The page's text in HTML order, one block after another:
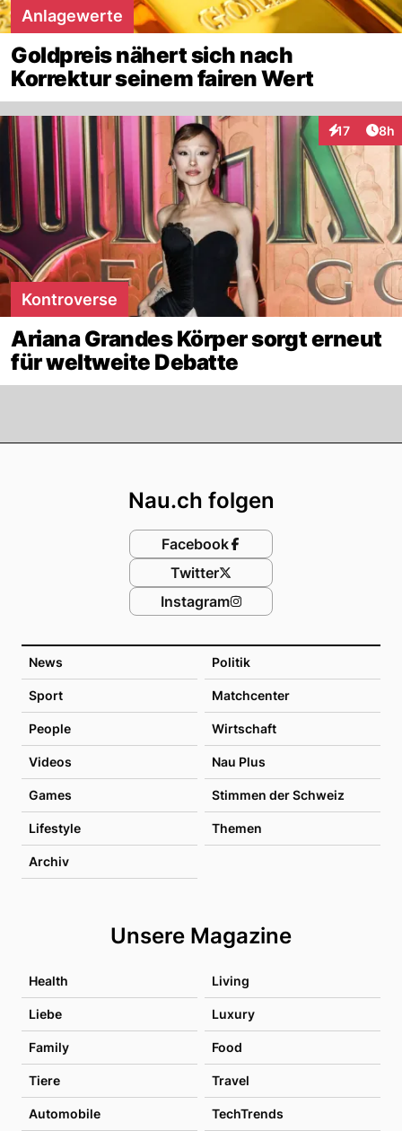
Anlagewerte
Goldpreis nähert sich nach
Korrektur seinem fairen Wert
17 8h
Kontroverse
Ariana Grandes Körper sorgt erneut
für weltweite Debatte
News Politik
Sport Matchcenter
People Wirtschaft
Videos Nau Plus
Games Stimmen der Schweiz
Lifestyle Themen
Archiv
Unsere Magazine
Health Living
Liebe Luxury
Family Food
Tiere Travel
Automobile TechTrends
Nau.ch folgen
Facebook
Twitter
Instagram